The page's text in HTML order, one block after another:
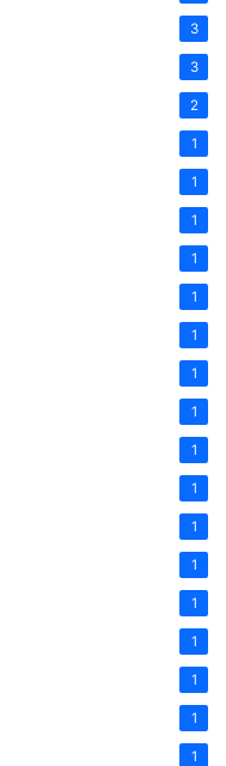
3
3
2
1
1
1
1
1
1
1
1
1
1
1
1
1
1
1
1
1